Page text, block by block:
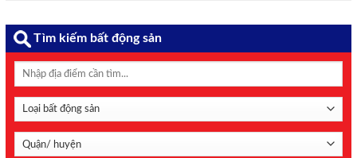
Tìm kiếm bất động sản